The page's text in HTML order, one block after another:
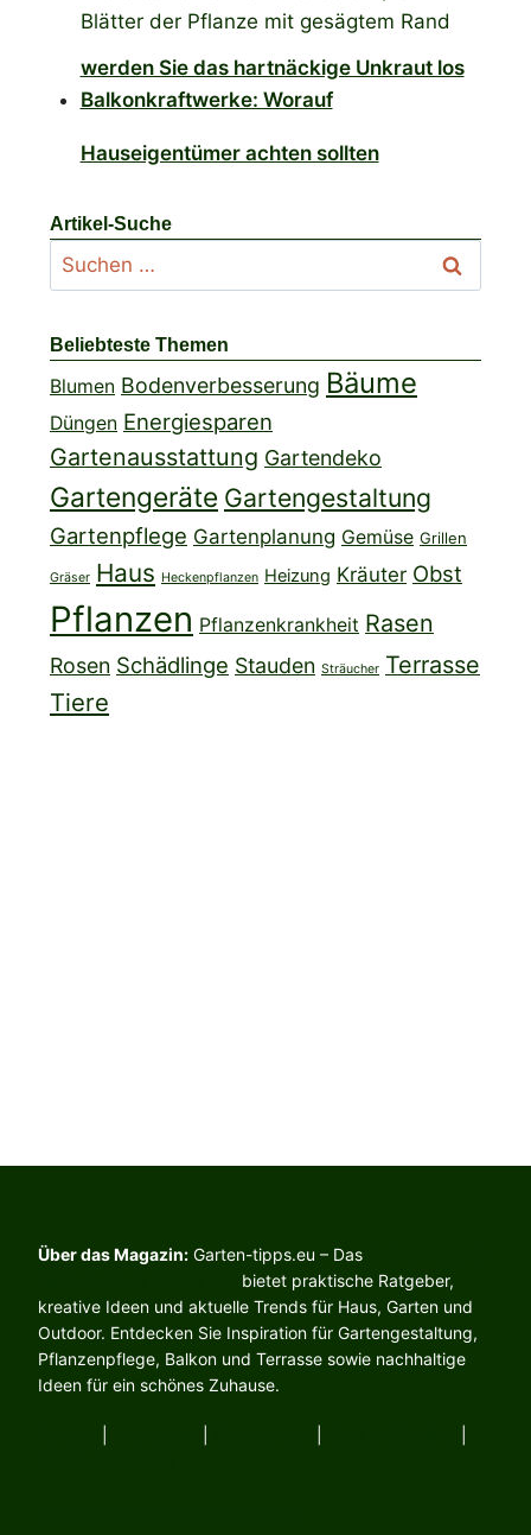
werden Sie das hartnäckige Unkraut los
Balkonkraftwerke: Worauf
Hauseigentümer achten sollten
Artikel-Suche
Suchen
nach:
Beliebteste Themen
Blumen Bodenverbesserung Bäume
Düngen Energiesparen
Gartenausstattung Gartendeko
Gartengeräte Gartengestaltung
Gartenpflege Gartenplanung Gemüse Grillen
Gräser Haus Heckenpflanzen Heizung Kräuter Obst
Pflanzen Pflanzenkrankheit Rasen
Rosen Schädlinge Stauden Sträucher Terrasse
Tiere
Über das Magazin: Garten-tipps.eu – Das
bietet praktische Ratgeber,
kreative Ideen und aktuelle Trends für Haus, Garten und
Outdoor. Entdecken Sie Inspiration für Gartengestaltung,
Pflanzenpflege, Balkon und Terrasse sowie nachhaltige
Ideen für ein schönes Zuhause.